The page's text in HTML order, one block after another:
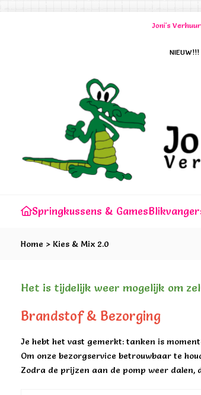
Joni's
Springkussens & Games
Home > Kies & Mix 2.0
Het is tijdelijk weer mogelijk om
Brandstof & Bezorging
Je hebt het vast gemerkt: tanken is
Om onze bezorgservice betrouwbaar te
Zodra de prijzen aan de pomp weer dalen,